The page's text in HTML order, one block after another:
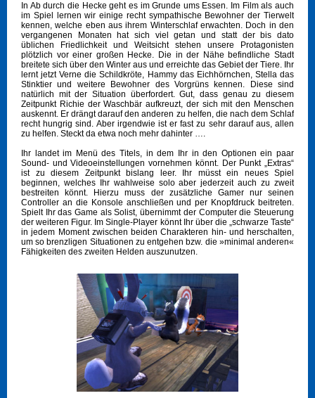
In Ab durch die Hecke geht es im Grunde ums Essen. Im Film als auch
im Spiel lernen wir einige recht sympathische Bewohner der Tierwelt
kennen, welche eben aus ihrem Winterschlaf erwachten. Doch in den
vergangenen Monaten hat sich viel getan und statt der bis dato
üblichen Friedlichkeit und Weitsicht stehen unsere Protagonisten
plötzlich vor einer großen Hecke. Die in der Nähe befindliche Stadt
breitete sich über den Winter aus und erreichte das Gebiet der Tiere. Ihr
lernt jetzt Verne die Schildkröte, Hammy das Eichhörnchen, Stella das
Stinktier und weitere Bewohner des Vorgrüns kennen. Diese sind
natürlich mit der Situation überfordert. Gut, dass genau zu diesem
Zeitpunkt Richie der Waschbär aufkreuzt, der sich mit den Menschen
auskennt. Er drängt darauf den anderen zu helfen, die nach dem Schlaf
recht hungrig sind. Aber irgendwie ist er fast zu sehr darauf aus, allen
zu helfen. Steckt da etwa noch mehr dahinter ….
Ihr landet im Menü des Titels, in dem Ihr in den Optionen ein paar
Sound- und Videoeinstellungen vornehmen könnt. Der Punkt „Extras“
ist zu diesem Zeitpunkt bislang leer. Ihr müsst ein neues Spiel
beginnen, welches Ihr wahlweise solo aber jederzeit auch zu zweit
bestreiten könnt. Hierzu muss der zusätzliche Gamer nur seinen
Controller an die Konsole anschließen und per Knopfdruck beitreten.
Spielt Ihr das Game als Solist, übernimmt der Computer die Steuerung
der weiteren Figur. Im Single-Player könnt Ihr über die „schwarze Taste“
in jedem Moment zwischen beiden Charakteren hin- und herschalten,
um so brenzligen Situationen zu entgehen bzw. die »minimal anderen«
Fähigkeiten des zweiten Helden auszunutzen.